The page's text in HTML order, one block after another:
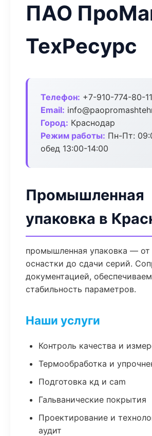
ПАО
ТехРесурс
Телефон: +7-910-774-80-11
Email:
Город: Краснодар
Режим работы: Пн-Пт:
обед 13:00-14:00
Промышленная
упаковка в
промышленная упаковка — от
оснастки до сдачи серий.
документацией, обеспечиваем
стабильность параметров.
Наши услуги
Контроль качества и
Термообработка и
Подготовка кд и cam
Гальванические покрытия
Проектирование и
аудит